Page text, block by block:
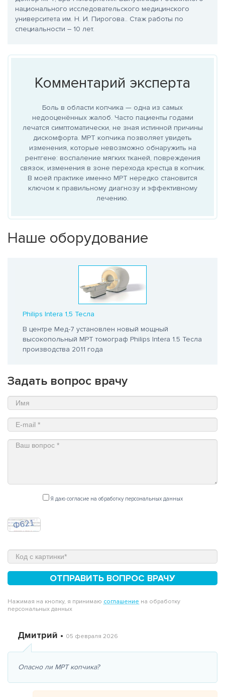
национального исследовательского медицинского
университета им. Н. И. Пирогова.. Стаж работы по
специальности – 10 лет.
Комментарий эксперта
Боль в области копчика — одна из самых
недооценённых жалоб. Часто пациенты годами
лечатся симптоматически, не зная истинной причины
дискомфорта. МРТ копчика позволяет увидеть
изменения, которые невозможно обнаружить на
рентгене: воспаление мягких тканей, повреждения
связок, изменения в зоне перехода крестца в копчик.
В моей практике именно МРТ нередко становится
ключом к правильному диагнозу и эффективному
лечению.
Наше оборудование
Philips Intera 1,5 Тесла
В центре Мед-7 установлен новый мощный
высокопольный МРТ томограф Philips Intera 1.5 Тесла
производства 2011 года
Задать вопрос врачу
Я даю согласие на обработку персональных данных
ОТПРАВИТЬ ВОПРОС ВРАЧУ
Нажимая на кнопку, я принимаю соглашение на обработку
персональных данных
Дмитрий • 05 февраля 2026
Опасно ли МРТ копчика?